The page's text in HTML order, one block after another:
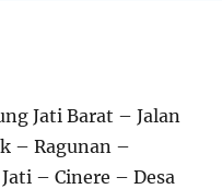
Jati Barat – Jalan
– Ragunan –
– Cinere – Desa